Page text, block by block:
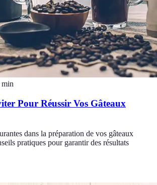
min
Pour Réussir Vos Gâteaux
dans la préparation de vos gâteaux
pratiques pour garantir des résultats